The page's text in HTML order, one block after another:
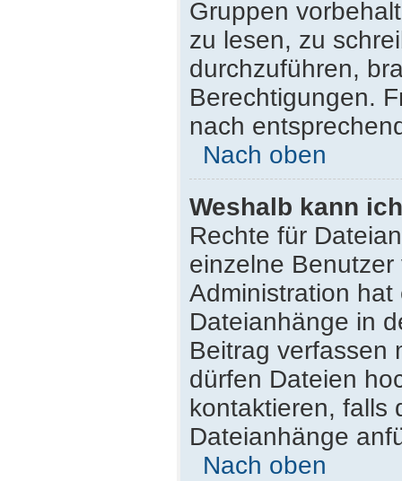
Gruppen
zu lesen, zu
durchzuführen,
Berechtigungen.
nach
Nach oben
Weshalb kann
Rechte für
einzelne
Administration
Dateianhänge in
Beitrag verfassen
dürfen Dateien
kontaktieren, falls
Dateianhänge
Nach oben